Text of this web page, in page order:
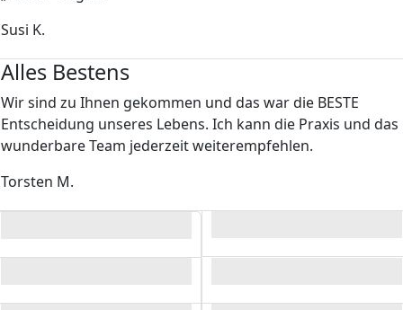
Susi K.
Alles Bestens
Wir sind zu Ihnen gekommen und das war die BESTE
Entscheidung unseres Lebens. Ich kann die Praxis und das
wunderbare Team jederzeit weiterempfehlen.
Torsten M.